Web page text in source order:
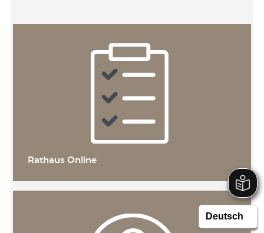
Rathaus Online